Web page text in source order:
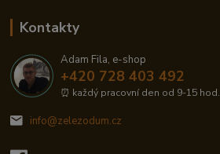
Kontakty
Adam Fila, e-shop
+420 728 403 492
⏰ každý pracovní den od 9-15 hod.
info@zelezodum.cz